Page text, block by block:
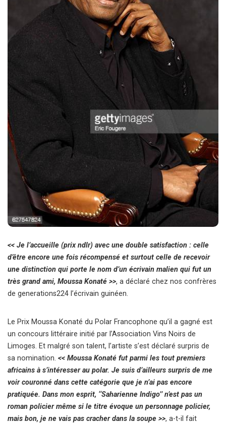
<< Je l’accueille (prix ndlr) avec une double satisfaction : celle
d’être encore une fois récompensé et surtout celle de recevoir
une distinction qui porte le nom d’un écrivain malien qui fut un
très grand ami, Moussa Konaté >>, a déclaré chez nos confrères
de generations224 l’écrivain guinéen.
Le Prix Moussa Konaté du Polar Francophone qu’il a gagné est
un concours littéraire initié par l’Association Vins Noirs de
Limoges. Et malgré son talent, l’artiste s’est déclaré surpris de
sa nomination. << Moussa Konaté fut parmi les tout premiers
africains à s’intéresser au polar. Je suis d’ailleurs surpris de me
voir couronné dans cette catégorie que je n’ai pas encore
pratiquée. Dans mon esprit, ‘‘Saharienne Indigo’’ n’est pas un
roman policier même si le titre évoque un personnage policier,
mais bon, je ne vais pas cracher dans la soupe >>, a-t-il fait